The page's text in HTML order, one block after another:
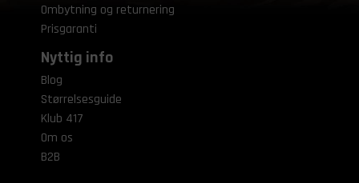
Ombytning og returnering
Prisgaranti
Nyttig info
Blog
Størrelsesguide
Klub 417
Om os
B2B